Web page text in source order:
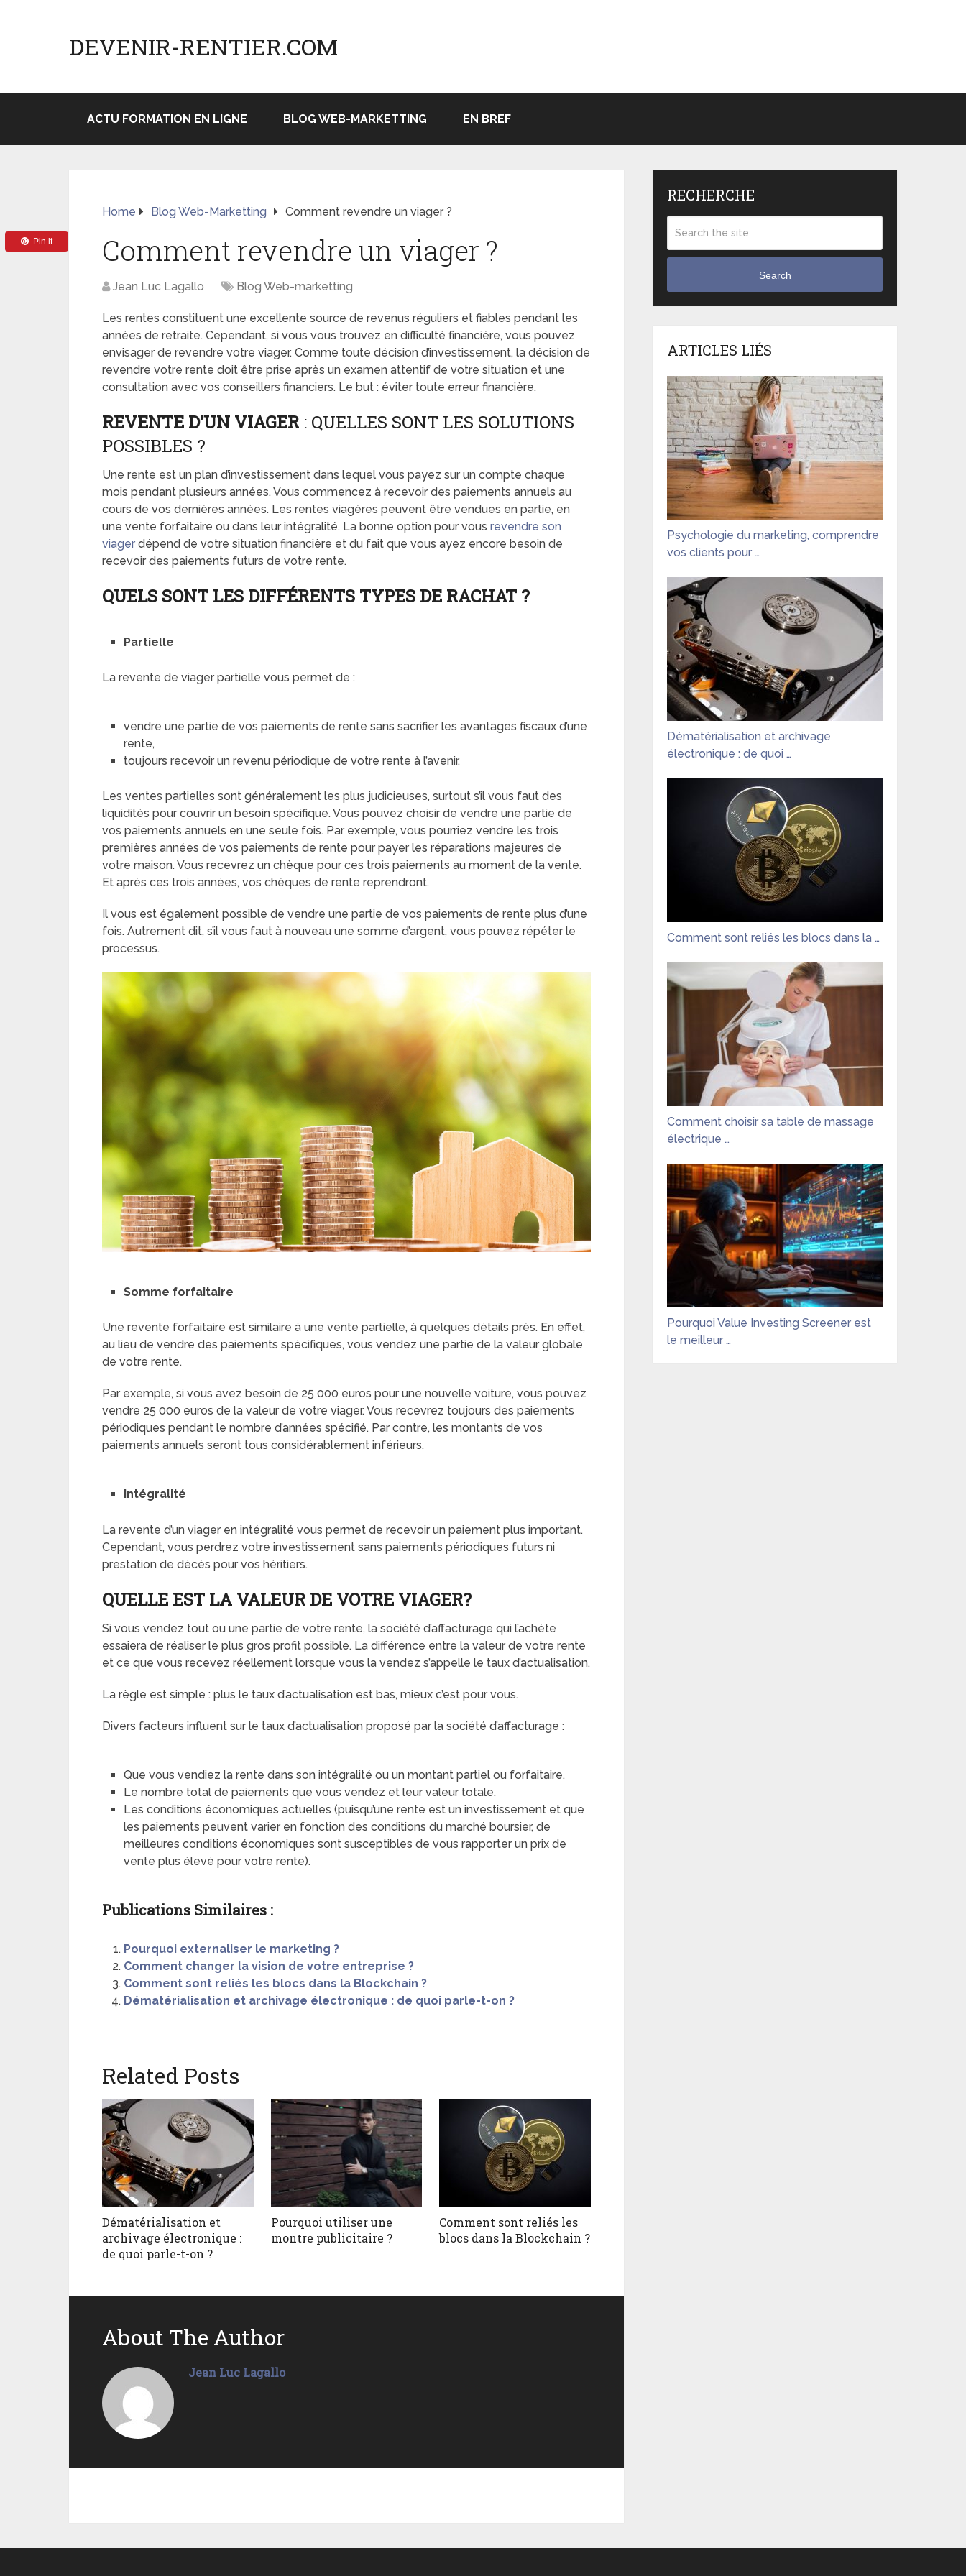
DEVENIR-RENTIER.COM
ACTU FORMATION EN LIGNE BLOG WEB-MARKETTING EN BREF
Home Blog Web-Marketting Comment revendre un viager ?
Comment revendre un viager ?
Jean Luc Lagallo Blog Web-marketting
Les rentes constituent une excellente source de revenus réguliers et fiables pendant les
années de retraite. Cependant, si vous vous trouvez en difficulté financière, vous pouvez
envisager de revendre votre viager. Comme toute décision d’investissement, la décision de
revendre votre rente doit être prise après un examen attentif de votre situation et une
consultation avec vos conseillers financiers. Le but : éviter toute erreur financière.
REVENTE D’UN VIAGER : QUELLES SONT LES SOLUTIONS
POSSIBLES ?
Une rente est un plan d’investissement dans lequel vous payez sur un compte chaque
mois pendant plusieurs années. Vous commencez à recevoir des paiements annuels au
cours de vos dernières années. Les rentes viagères peuvent être vendues en partie, en
une vente forfaitaire ou dans leur intégralité. La bonne option pour vous revendre son
viager dépend de votre situation financière et du fait que vous ayez encore besoin de
recevoir des paiements futurs de votre rente.
QUELS SONT LES DIFFÉRENTS TYPES DE RACHAT ?
Partielle
La revente de viager partielle vous permet de :
vendre une partie de vos paiements de rente sans sacrifier les avantages fiscaux d’une
rente,
toujours recevoir un revenu périodique de votre rente à l’avenir.
Les ventes partielles sont généralement les plus judicieuses, surtout s’il vous faut des
liquidités pour couvrir un besoin spécifique. Vous pouvez choisir de vendre une partie de
vos paiements annuels en une seule fois. Par exemple, vous pourriez vendre les trois
premières années de vos paiements de rente pour payer les réparations majeures de
votre maison. Vous recevrez un chèque pour ces trois paiements au moment de la vente.
Et après ces trois années, vos chèques de rente reprendront.
Il vous est également possible de vendre une partie de vos paiements de rente plus d’une
fois. Autrement dit, s’il vous faut à nouveau une somme d’argent, vous pouvez répéter le
processus.
Somme forfaitaire
Une revente forfaitaire est similaire à une vente partielle, à quelques détails près. En effet,
au lieu de vendre des paiements spécifiques, vous vendez une partie de la valeur globale
de votre rente.
Par exemple, si vous avez besoin de 25 000 euros pour une nouvelle voiture, vous pouvez
vendre 25 000 euros de la valeur de votre viager. Vous recevrez toujours des paiements
périodiques pendant le nombre d’années spécifié. Par contre, les montants de vos
paiements annuels seront tous considérablement inférieurs.
Intégralité
La revente d’un viager en intégralité vous permet de recevoir un paiement plus important.
Cependant, vous perdrez votre investissement sans paiements périodiques futurs ni
prestation de décès pour vos héritiers.
QUELLE EST LA VALEUR DE VOTRE VIAGER?
Si vous vendez tout ou une partie de votre rente, la société d’affacturage qui l’achète
essaiera de réaliser le plus gros profit possible. La différence entre la valeur de votre rente
et ce que vous recevez réellement lorsque vous la vendez s’appelle le taux d’actualisation.
La règle est simple : plus le taux d’actualisation est bas, mieux c’est pour vous.
Divers facteurs influent sur le taux d’actualisation proposé par la société d’affacturage :
Que vous vendiez la rente dans son intégralité ou un montant partiel ou forfaitaire.
Le nombre total de paiements que vous vendez et leur valeur totale.
Les conditions économiques actuelles (puisqu’une rente est un investissement et que
les paiements peuvent varier en fonction des conditions du marché boursier, de
meilleures conditions économiques sont susceptibles de vous rapporter un prix de
vente plus élevé pour votre rente).
Publications Similaires :
Pourquoi externaliser le marketing ?
Comment changer la vision de votre entreprise ?
Comment sont reliés les blocs dans la Blockchain ?
Dématérialisation et archivage électronique : de quoi parle-t-on ?
Pin it
Related Posts
Dématérialisation et
archivage électronique :
de quoi parle-t-on ?
Pourquoi utiliser une
montre publicitaire ?
Comment sont reliés les
blocs dans la Blockchain ?
About The Author
Jean Luc Lagallo
RECHERCHE
Search
ARTICLES LIÉS
Psychologie du marketing, comprendre
vos clients pour …
Dématérialisation et archivage
électronique : de quoi …
Comment sont reliés les blocs dans la …
Comment choisir sa table de massage
électrique …
Pourquoi Value Investing Screener est
le meilleur …